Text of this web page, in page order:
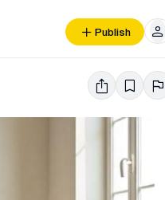
Publish